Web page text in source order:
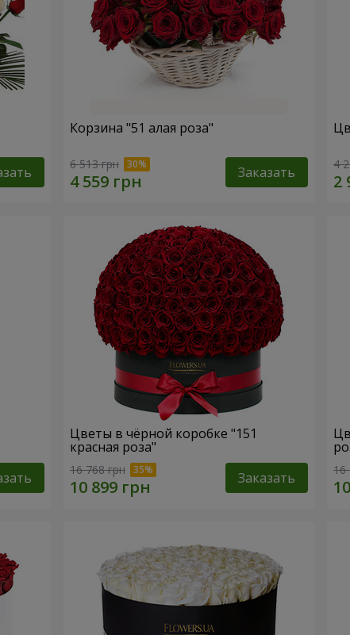
Корзина "51 алая роза"
6 513 грн Заказать 4
Цветы в чёрной коробке "151
красная роза"
16 768 грн Заказать 16